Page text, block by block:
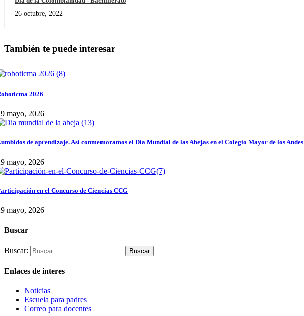
26 octubre, 2022
También te puede interesar
2026
mayo, 2026
de aprendizaje. Así conmemoramos el Día Mundial de las Abejas en el Colegio Mayor de los Andes
mayo, 2026
en el Concurso de Ciencias CCG
mayo, 2026
Buscar
Buscar:
Enlaces de interes
Noticias
Escuela para padres
Correo para docentes